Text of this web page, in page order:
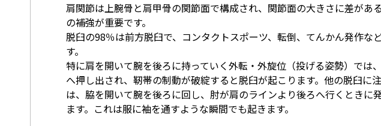
肩関節は上腕骨と肩甲骨の関節面で構成され、関節面の大きさに差があ
の補強が重要です。
脱臼の98％は前方脱臼で、コンタクトスポーツ、転倒、てんかん発作な
す。
特に肩を開いて腕を後ろに持っていく外転・外旋位（投げる姿勢）では
へ押し出され、靭帯の制動が破綻すると脱臼が起こります。他の脱臼に
は、脇を開いて腕を後ろに回し、肘が肩のラインより後ろへ行くときに
ます。これは服に袖を通すような瞬間でも起きます。